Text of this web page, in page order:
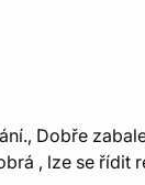
Dobře
, lze se řídit